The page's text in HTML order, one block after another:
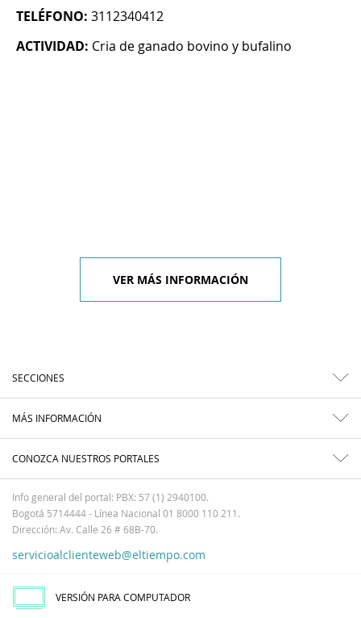
TELÉFONO: 3112340412
ACTIVIDAD: Cria de ganado bovino y bufalino
VER MÁS INFORMACIÓN
SECCIONES
MÁS INFORMACIÓN
CONOZCA NUESTROS PORTALES
Info general del portal: PBX: 57 (1) 2940100.
Bogotá 5714444 - Línea Nacional 01 8000 110 211.
Dirección: Av. Calle 26 # 68B-70.
servicioalclienteweb@eltiempo.com
VERSIÓN PARA COMPUTADOR